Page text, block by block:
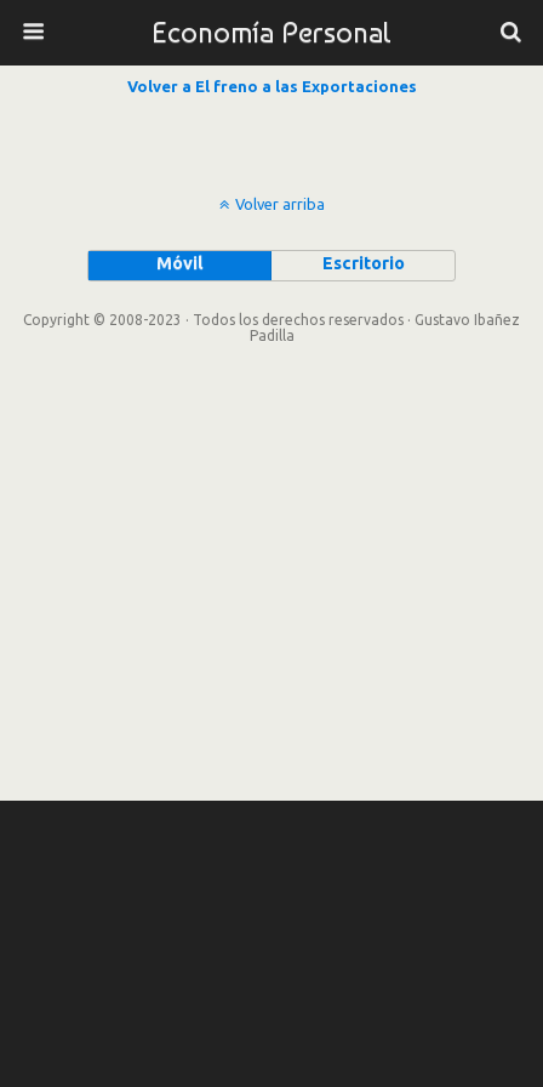
Economía Personal
Volver a El freno a las Exportaciones
Volver arriba
Móvil Escritorio
Copyright © 2008-2023 · Todos los derechos reservados · Gustavo Ibañez
Padilla